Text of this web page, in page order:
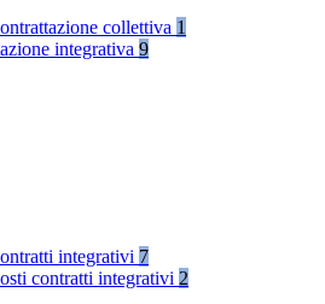
collettiva 1
integrativa 9
integrativi 7
contratti integrativi 2